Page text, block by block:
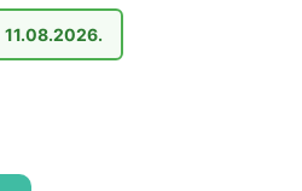
11.08.2026.